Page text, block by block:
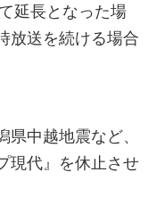
延長となった場
放送を続ける場合
中越地震など、
現代』を休止させ